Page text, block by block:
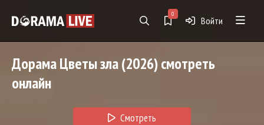
0
Войти
ДорамаЦветы зла(2026) смотреть
онлайн
Смотреть